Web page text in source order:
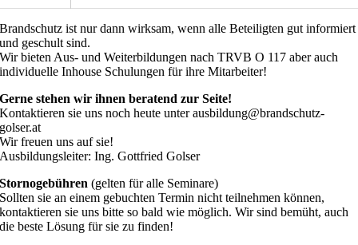
Brandschutz ist nur dann wirksam, wenn alle Beteiligten gut informiert
und geschult sind.
Wir bieten Aus- und Weiterbildungen nach TRVB O 117 aber auch
individuelle Inhouse Schulungen für ihre Mitarbeiter!
Gerne stehen wir ihnen beratend zur Seite!
Kontaktieren sie uns noch heute unter ausbildung@brandschutz-
golser.at
Wir freuen uns auf sie!
Ausbildungsleiter: Ing. Gottfried Golser
Stornogebühren(gelten für alle Seminare)
Sollten sie an einem gebuchten Termin nicht teilnehmen können,
kontaktieren sie uns bitte so bald wie möglich. Wir sind bemüht, auch
die beste Lösung für sie zu finden!